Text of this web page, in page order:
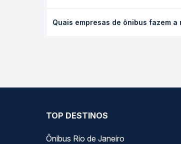
tipo de poltrona e a antecedência da
Quais empresas de ônibus fazem
TOP DESTINOS
Ônibus Rio de Janeiro